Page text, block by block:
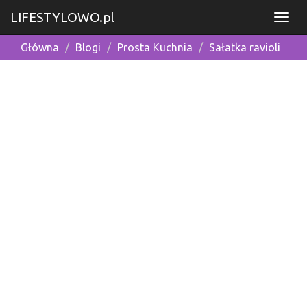
LIFESTYLOWO.pl
Główna Blogi Prosta Kuchnia Sałatka ravioli